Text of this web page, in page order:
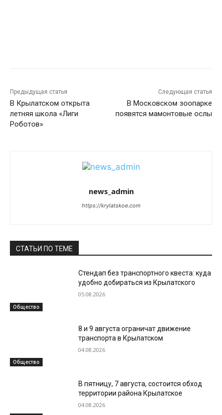
Предыдущая статья
В Крылатском открыта
летняя школа «Лиги
Роботов»
Следующая статья
В Московском зоопарке
появятся мамонтовые ослы
news_admin
https://krylatskoe.com
СТАТЬИ ПО ТЕМЕ
Общество
Стендап без транспортного квеста: куда
удобно добираться из Крылатского
05.08.2026
Общество
8 и 9 августа ограничат движение
транспорта в Крылатском
04.08.2026
В пятницу, 7 августа, состоится обход
территории района Крылатское
04.08.2026